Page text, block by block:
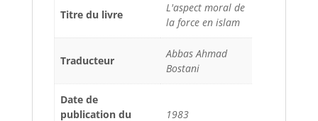
Titre du livre
L'aspect moral de
la force en islam
Traducteur
Abbas Ahmad
Bostani
Date de
publication du
1983